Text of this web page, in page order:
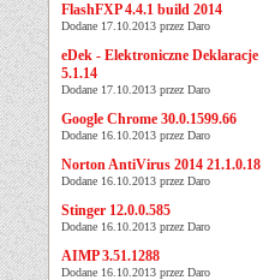
FlashFXP 4.4.1 build 2014
Dodane 17.10.2013 przez Daro
eDek - Elektroniczne Deklaracje
5.1.14
Dodane 17.10.2013 przez Daro
Google Chrome 30.0.1599.66
Dodane 16.10.2013 przez Daro
Norton AntiVirus 2014 21.1.0.18
Dodane 16.10.2013 przez Daro
Stinger 12.0.0.585
Dodane 16.10.2013 przez Daro
AIMP 3.51.1288
Dodane 16.10.2013 przez Daro